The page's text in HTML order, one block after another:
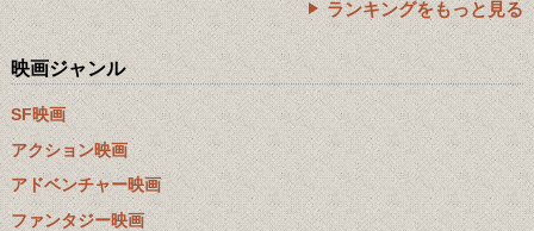
ランキングをもっと見る
映画ジャンル
SF映画
アクション映画
アドベンチャー映画
ファンタジー映画